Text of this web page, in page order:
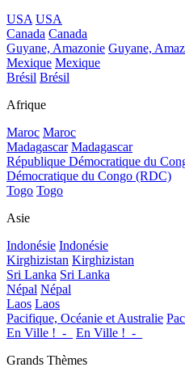
USA USA
Canada Canada
Guyane, Amazonie Guyane,
Mexique Mexique
Brésil Brésil
Afrique
Maroc Maroc
Madagascar Madagascar
République Démocratique du
Démocratique du Congo (RDC)
Togo Togo
Asie
Indonésie Indonésie
Kirghizistan Kirghizistan
Sri Lanka Sri Lanka
Népal Népal
Laos Laos
Pacifique, Océanie et Australie
En Ville !_-_
En Ville !_-_
Grands Thèmes